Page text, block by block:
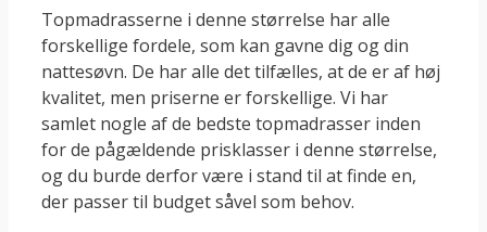
Topmadrasserne i denne størrelse har alle
forskellige fordele, som kan gavne dig og din
nattesøvn. De har alle det tilfælles, at de er af høj
kvalitet, men priserne er forskellige. Vi har
samlet nogle af de bedste topmadrasser inden
for de pågældende prisklasser i denne størrelse,
og du burde derfor være i stand til at finde en,
der passer til budget såvel som behov.